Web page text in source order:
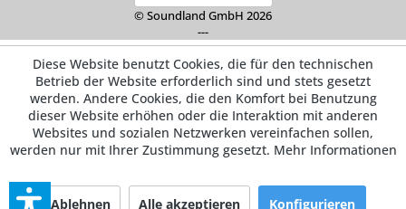
© Soundland GmbH 2026
---
Diese Website benutzt Cookies, die für den technischen
Betrieb der Website erforderlich sind und stets gesetzt
werden. Andere Cookies, die den Komfort bei Benutzung
dieser Website erhöhen oder die Interaktion mit anderen
Websites und sozialen Netzwerken vereinfachen sollen,
werden nur mit Ihrer Zustimmung gesetzt. Mehr Informationen
Ablehnen Alle akzeptieren Konfigurieren